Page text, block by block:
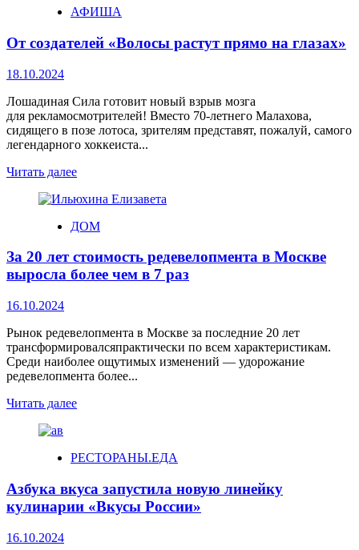
АФИША
От создателей «Волосы растут прямо на глазах»
18.10.2024
Лошадиная Сила готовит новый взрыв мозга
для рекламосмотрителей! Вместо 70-летнего Малахова,
сидящего в позе лотоса, зрителям представят, пожалуй, самого
легендарного хоккеиста...
Читать далее
ДОМ
За 20 лет стоимость редевелопмента в Москве
выросла более чем в 7 раз
16.10.2024
Рынок редевелопмента в Москве за последние 20 лет
трансформировалсяпрактически по всем характеристикам.
Среди наиболее ощутимых изменений — удорожание
редевелопмента более...
Читать далее
РЕСТОРАНЫ.ЕДА
Азбука вкуса запустила новую линейку
кулинарии «Вкусы России»
16.10.2024